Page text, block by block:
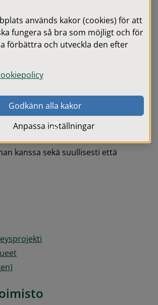
0371-810 00
kielen hallintoalueen
aukioloajat
08.00 - 16.00
linkit tarjoavat tietoa ainoastaan
pyytää suomenkielisen tulkin
kanssa sekä suullisesti että
används kakor (cookies) för att
fungera så bra som möjligt och för
förbättra och utveckla den efter
Godkänn alla kakor
Anpassa inställningar